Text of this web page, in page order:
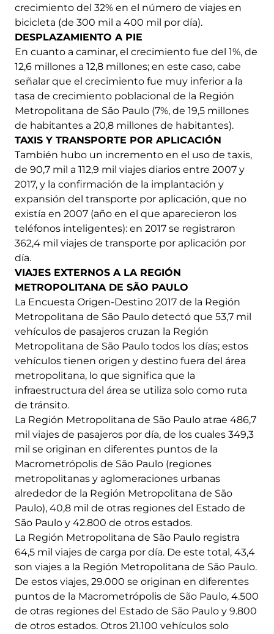
crecimiento del 32% en el número de viajes en
bicicleta (de 300 mil a 400 mil por día).
DESPLAZAMIENTO A PIE
En cuanto a caminar, el crecimiento fue del 1%, de
12,6 millones a 12,8 millones; en este caso, cabe
señalar que el crecimiento fue muy inferior a la
tasa de crecimiento poblacional de la Región
Metropolitana de São Paulo (7%, de 19,5 millones
de habitantes a 20,8 millones de habitantes).
TAXIS Y TRANSPORTE POR APLICACIÓN
También hubo un incremento en el uso de taxis,
de 90,7 mil a 112,9 mil viajes diarios entre 2007 y
2017, y la confirmación de la implantación y
expansión del transporte por aplicación, que no
existía en 2007 (año en el que aparecieron los
teléfonos inteligentes): en 2017 se registraron
362,4 mil viajes de transporte por aplicación por
día.
VIAJES EXTERNOS A LA REGIÓN
METROPOLITANA DE SÃO PAULO
La Encuesta Origen-Destino 2017 de la Región
Metropolitana de São Paulo detectó que 53,7 mil
vehículos de pasajeros cruzan la Región
Metropolitana de São Paulo todos los días; estos
vehículos tienen origen y destino fuera del área
metropolitana, lo que significa que la
infraestructura del área se utiliza solo como ruta
de tránsito.
La Región Metropolitana de São Paulo atrae 486,7
mil viajes de pasajeros por día, de los cuales 349,3
mil se originan en diferentes puntos de la
Macrometrópolis de São Paulo (regiones
metropolitanas y aglomeraciones urbanas
alrededor de la Región Metropolitana de São
Paulo), 40,8 mil de otras regiones del Estado de
São Paulo y 42.800 de otros estados.
La Región Metropolitana de São Paulo registra
64,5 mil viajes de carga por día. De este total, 43,4
son viajes a la Región Metropolitana de São Paulo.
De estos viajes, 29.000 se originan en diferentes
puntos de la Macrometrópolis de São Paulo, 4.500
de otras regiones del Estado de São Paulo y 9.800
de otros estados. Otros 21.100 vehículos solo